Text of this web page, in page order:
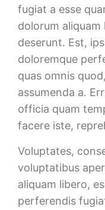
fugiat a esse
dolorum aliquam
deserunt. Est,
doloremque
quas omnis
assumenda a.
officia quam
facere iste,
Voluptates,
voluptatibus
aliquam libero,
perferendis